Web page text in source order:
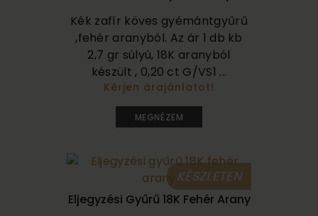
Kék zafír köves gyémántgyűrű
,fehér aranyból. Az ár 1 db kb
2,7 gr súlyú, 18K aranyból
készült , 0,20 ct G/VS1 ...
Kérjen árajánlatot!
MEGNÉZEM
KÉSZLETEN
Eljegyzési Gyűrű 18K Fehér Arany